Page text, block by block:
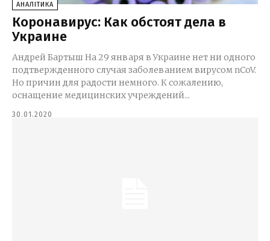
АНАЛІТИКА
Коронавирус: Как обстоят дела в
Украине
Андрей Бартыш На 29 января в Украине нет ни одного
подтвержденного случая заболеванием вирусом nCoV.
Но причин для радости немного. К сожалению,
оснащение медицинских учреждений...
30.01.2020